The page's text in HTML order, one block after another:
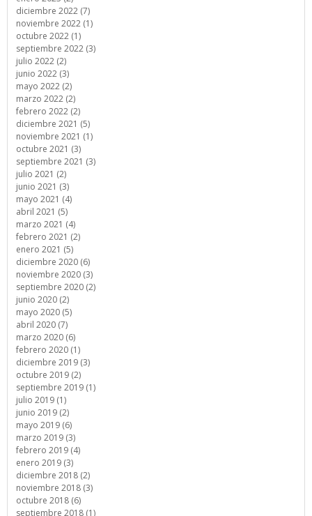
diciembre 2022 (7)
noviembre 2022 (1)
octubre 2022 (1)
septiembre 2022 (3)
julio 2022 (2)
junio 2022 (3)
mayo 2022 (2)
marzo 2022 (2)
febrero 2022 (2)
diciembre 2021 (5)
noviembre 2021 (1)
octubre 2021 (3)
septiembre 2021 (3)
julio 2021 (2)
junio 2021 (3)
mayo 2021 (4)
abril 2021 (5)
marzo 2021 (4)
febrero 2021 (2)
enero 2021 (5)
diciembre 2020 (6)
noviembre 2020 (3)
septiembre 2020 (2)
junio 2020 (2)
mayo 2020 (5)
abril 2020 (7)
marzo 2020 (6)
febrero 2020 (1)
diciembre 2019 (3)
octubre 2019 (2)
septiembre 2019 (1)
julio 2019 (1)
junio 2019 (2)
mayo 2019 (6)
marzo 2019 (3)
febrero 2019 (4)
enero 2019 (3)
diciembre 2018 (2)
noviembre 2018 (3)
octubre 2018 (6)
septiembre 2018 (1)